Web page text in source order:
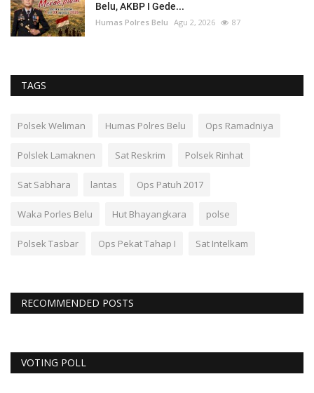
Belu, AKBP I Gede...
Humas Polres Belu Agu 2, 2026 87
TAGS
Polsek Weliman Humas Polres Belu Ops Ramadniya
Polslek Lamaknen Sat Reskrim Polsek Rinhat
Sat Sabhara lantas Ops Patuh 2017
Waka Porles Belu Hut Bhayangkara polse
Polsek Tasbar Ops Pekat Tahap I Sat Intelkam
RECOMMENDED POSTS
VOTING POLL